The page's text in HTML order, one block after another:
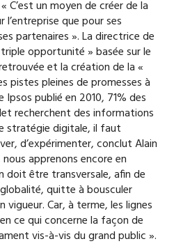
C’est un moyen de créer de la
l’entreprise que pour ses
partenaires ». La directrice de
triple opportunité » basée sur le
et la création de la «
pistes pleines de promesses à
Ipsos publié en 2010, 71% des
recherchent des informations
stratégie digitale, il faut
d’expérimenter, conclut Alain
apprenons encore en
doit être transversale, afin de
quitte à bousculer
Car, à terme, les lignes
ce qui concerne la façon de
vis-à-vis du grand public ».